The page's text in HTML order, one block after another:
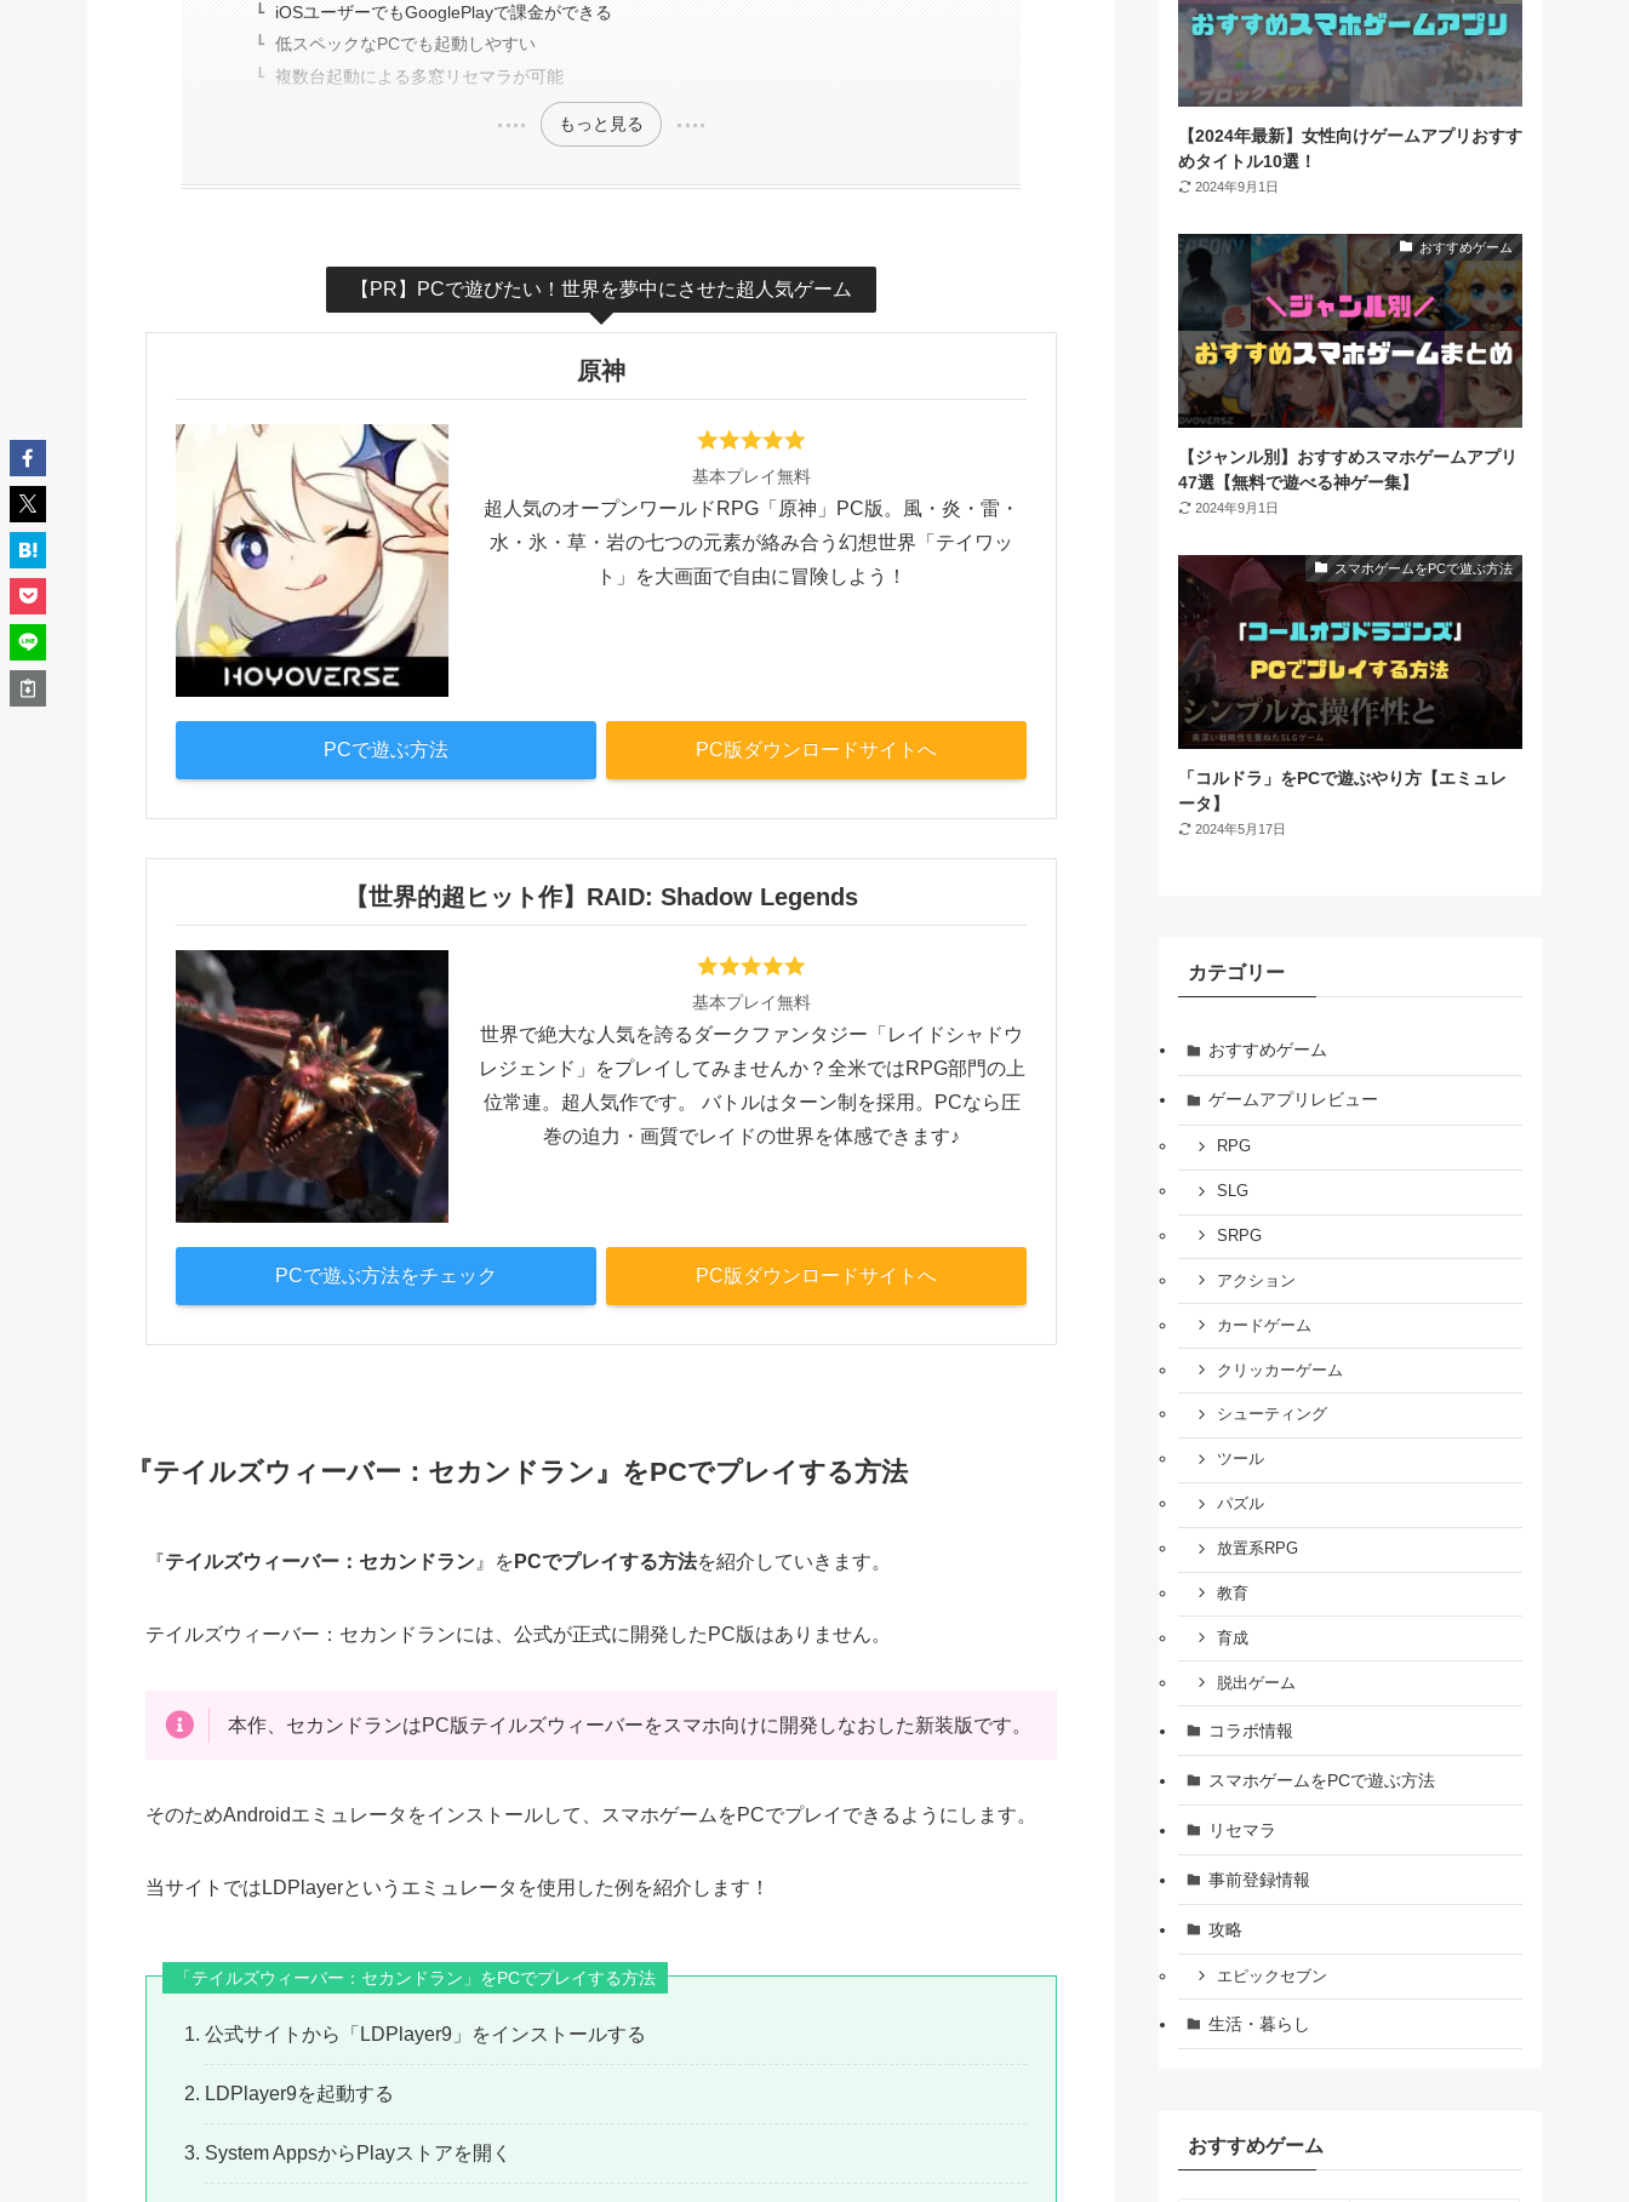
iOSユーザーでもGooglePlayで課金ができる
低スペックなPCでも起動しやすい
複数台起動による多窓リセマラが可能
もっと見る
【PR】PCで遊びたい！世界を夢中にさせた超人気ゲーム
原神
基本プレイ無料
超人気のオープンワールドRPG「原神」PC版。風・炎・雷・
水・氷・草・岩の七つの元素が絡み合う幻想世界「テイワッ
ト」を大画面で自由に冒険しよう！
PCで遊ぶ方法 PC版ダウンロードサイトへ
【世界的超ヒット作】RAID: Shadow Legends
基本プレイ無料
世界で絶大な人気を誇るダークファンタジー「レイドシャドウ
レジェンド」をプレイしてみませんか？全米ではRPG部門の上
位常連。超人気作です。 バトルはターン制を採用。PCなら圧
巻の迫力・画質でレイドの世界を体感できます♪
PCで遊ぶ方法をチェック PC版ダウンロードサイトへ
『テイルズウィーバー：セカンドラン』をPCでプレイする方法
『テイルズウィーバー：セカンドラン 』を PCでプレイする方法を紹介していきます。
テイルズウィーバー：セカンドランには、公式が正式に開発したPC版はありません。
本作、セカンドランはPC版テイルズウィーバーをスマホ向けに開発しなおした新装版です。
そのためAndroidエミュレータをインストールして、スマホゲームをPCでプレイできるようにします。
当サイトではLDPlayerというエミュレータを使用した例を紹介します！
「テイルズウィーバー：セカンドラン」をPCでプレイする方法
公式サイトから「LDPlayer9」をインストールする
LDPlayer9を起動する
System AppsからPlayストアを開く
【2024年最新】女性向けゲームアプリおすす
めタイトル10選！
2024年9月1日
おすすめゲーム
【ジャンル別】おすすめスマホゲームアプリ
47選【無料で遊べる神ゲー集】
2024年9月1日
スマホゲームをPCで遊ぶ方法
「コルドラ」をPCで遊ぶやり方【エミュレ
ータ】
2024年5月17日
カテゴリー
おすすめゲーム
ゲームアプリレビュー
RPG
SLG
SRPG
アクション
カードゲーム
クリッカーゲーム
シューティング
ツール
パズル
放置系RPG
教育
育成
脱出ゲーム
コラボ情報
スマホゲームをPCで遊ぶ方法
リセマラ
事前登録情報
攻略
エピックセブン
生活・暮らし
おすすめゲーム